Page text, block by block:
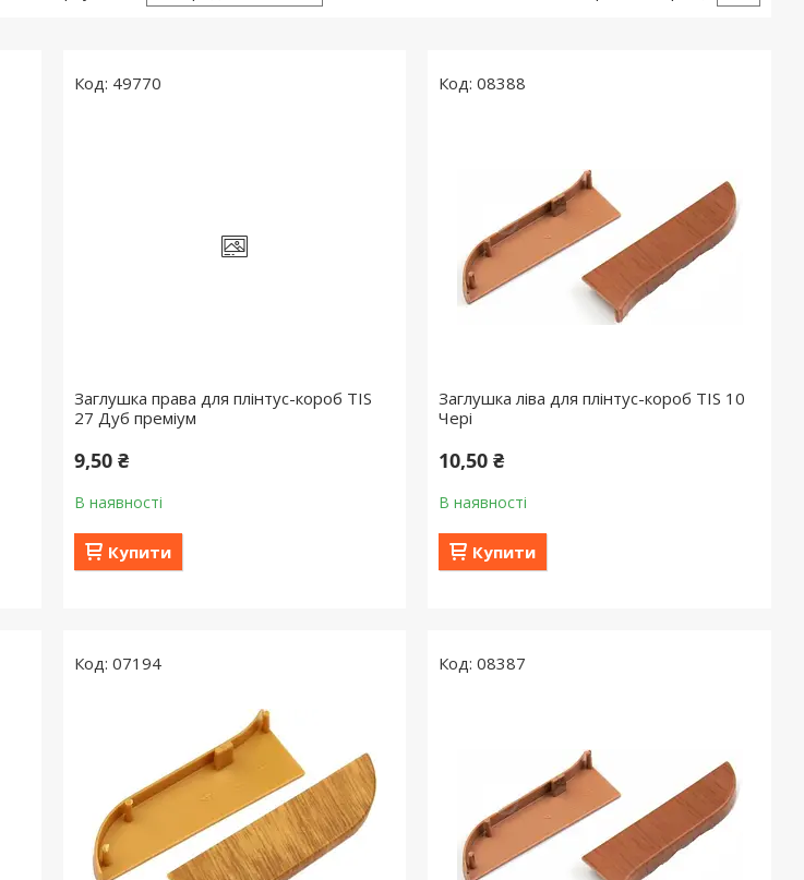
49770
Заглушка права для плінтус-короб TIS
27 Дуб преміум
9,50 ₴
В наявності
Купити
08388
Заглушка ліва для плінтус-короб TIS 10
Чері
10,50 ₴
В наявності
Купити
07194 08387